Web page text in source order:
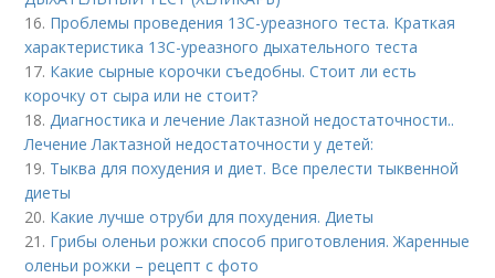
16. Проблемы проведения 13С-уреазного теста. Краткая
характеристика 13С-уреазного дыхательного теста
17. Какие сырные корочки съедобны. Стоит ли есть
корочку от сыра или не стоит?
18.Диагностика и лечение Лактазной недостаточности..
Лечение Лактазной недостаточности у детей:
19. Тыква для похудения и диет. Все прелести тыквенной
диеты
20. Какие лучше отруби для похудения. Диеты
21. Грибы оленьи рожки способ приготовления. Жаренные
оленьи рожки – рецепт с фото